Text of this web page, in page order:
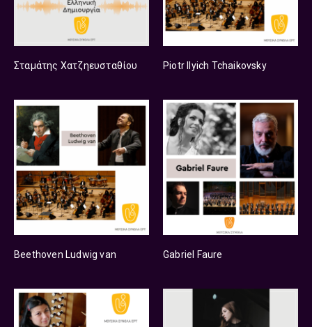
Σταμάτης Χατζηευσταθίου Piotr Ilyich Tchaikovsky
Beethoven Ludwig van Gabriel Faure